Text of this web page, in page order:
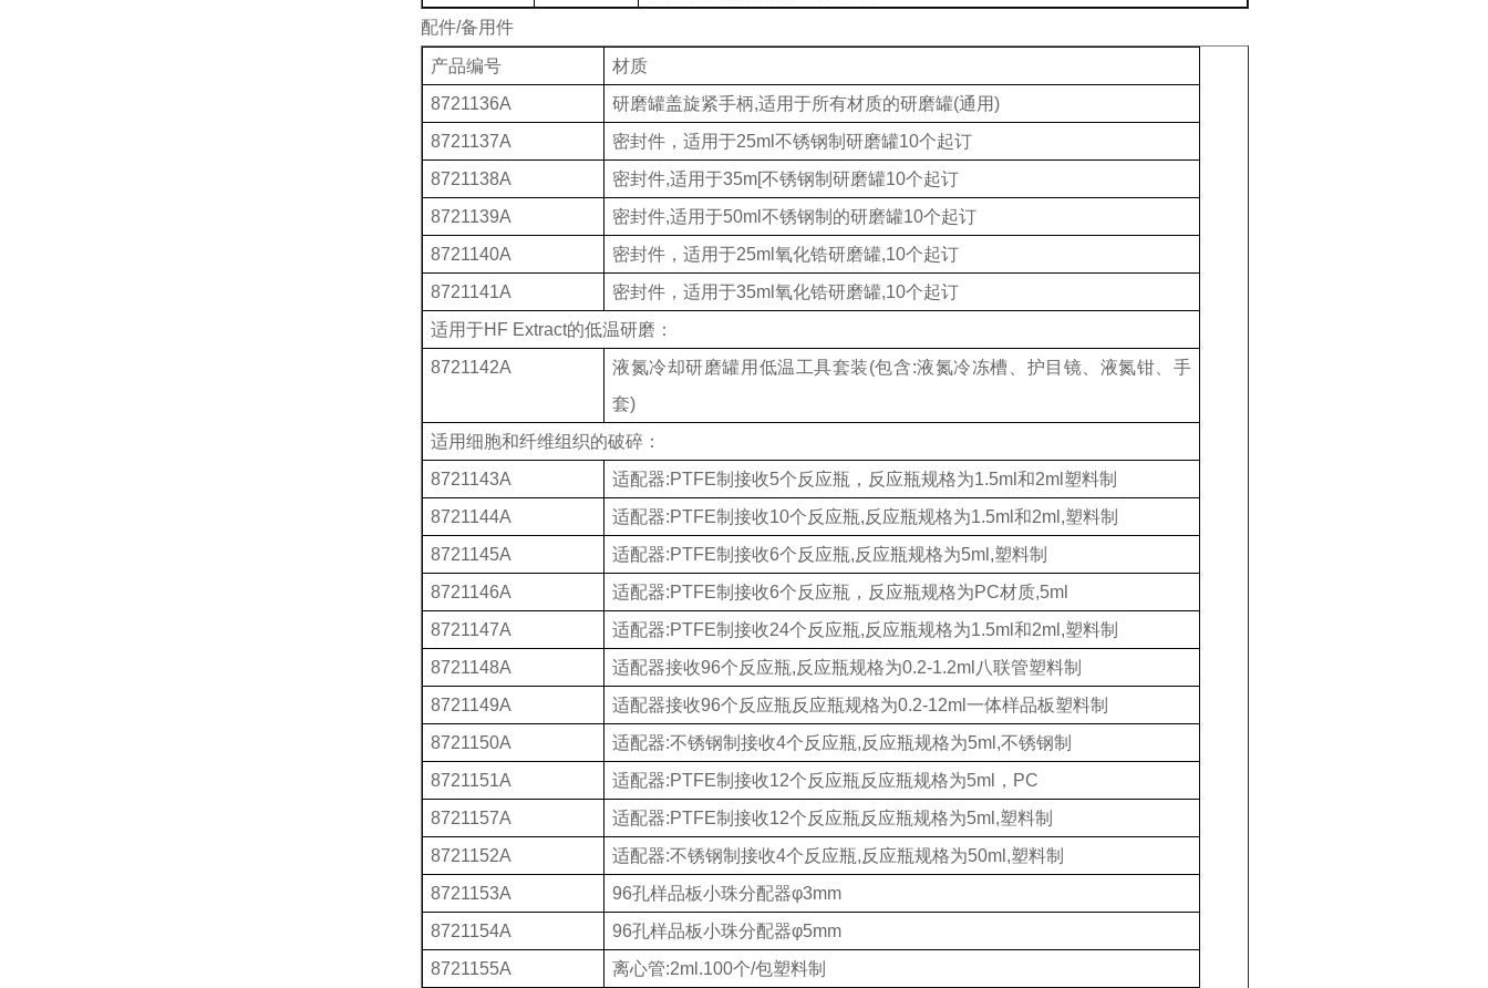
配件/备用件
产品编号
材质
8721136A
研磨罐盖旋紧手柄,适用于所有材质的研磨罐(通用)
8721137A
密封件，适用于25ml不锈钢制研磨罐10个起订
8721138A
密封件,适用于35m[不锈钢制研磨罐10个起订
8721139A
密封件,适用于50ml不锈钢制的研磨罐10个起订
8721140A
密封件，适用于25ml氧化锆研磨罐,10个起订
8721141A
密封件，适用于35ml氧化锆研磨罐,10个起订
适用于HF Extract的低温研磨：
8721142A
液氮冷却研磨罐用低温工具套装(包含:液氮冷冻槽、护目镜、液氮钳、手
套)
适用细胞和纤维组织的破碎：
8721143A
适配器:PTFE制接收5个反应瓶，反应瓶规格为1.5ml和2ml塑料制
8721144A
适配器:PTFE制接收10个反应瓶,反应瓶规格为1.5ml和2ml,塑料制
8721145A
适配器:PTFE制接收6个反应瓶,反应瓶规格为5ml,塑料制
8721146A
适配器:PTFE制接收6个反应瓶，反应瓶规格为PC材质,5ml
8721147A
适配器:PTFE制接收24个反应瓶,反应瓶规格为1.5ml和2ml,塑料制
8721148A
适配器接收96个反应瓶,反应瓶规格为0.2-1.2ml八联管塑料制
8721149A
适配器接收96个反应瓶反应瓶规格为0.2-12ml一体样品板塑料制
8721150A
适配器:不锈钢制接收4个反应瓶,反应瓶规格为5ml,不锈钢制
8721151A
适配器:PTFE制接收12个反应瓶反应瓶规格为5ml，PC
8721157A
适配器:PTFE制接收12个反应瓶反应瓶规格为5ml,塑料制
8721152A
适配器:不锈钢制接收4个反应瓶,反应瓶规格为50ml,塑料制
8721153A
96孔样品板小珠分配器φ3mm
8721154A
96孔样品板小珠分配器φ5mm
8721155A
离心管:2ml.100个/包塑料制